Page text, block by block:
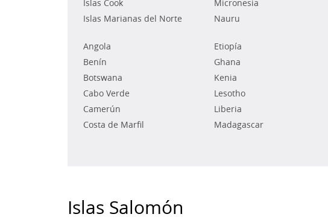
Islas Cook
Islas Marianas del Norte
Micronesia
Nauru
Angola
Benín
Botswana
Cabo Verde
Camerún
Costa de Marfil
Etiopía
Ghana
Kenia
Lesotho
Liberia
Madagascar
Islas Salomón